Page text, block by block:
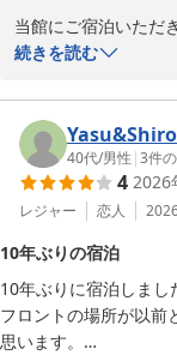
思います！（リピ確定
お食事は女性2人では
い、申し訳なく思っ
フさん、丁寧に対応
ざいます！次行った
当館にご宿泊いただ
周辺の散策や2か所
とのこと、私たちも
お料理の量について
スタッフへの温かい
またのご来館スタッ
南紀白浜とれとれヴ
2026-07-13
続きを読む
Yasu&Shiro
40代/男性 |3件
4 2026
レジャー 恋人
10年ぶりの宿泊
10年ぶりに宿泊しまし
フロントの場所が以前
思います。